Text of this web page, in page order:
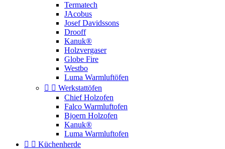
Termatech
JAcobus
Josef Davidssons
Drooff
Kanuk®
Holzvergaser
Globe Fire
Westbo
Luma Warmluftöfen
  Werkstattöfen
Chief Holzofen
Falco Warmluftofen
Bjoern Holzofen
Kanuk®
Luma Warmluftofen
  Küchenherde